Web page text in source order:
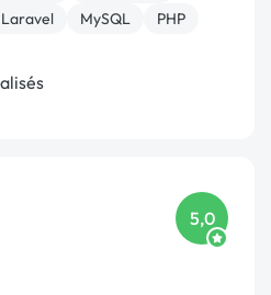
Laravel MySQL
PHP
5,0